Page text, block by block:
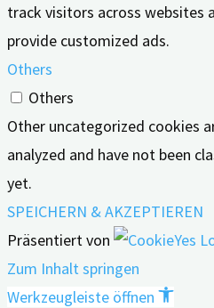
track visitors across
provide customized ads.
Others
Others
Other uncategorized cookies
analyzed and have not been
yet.
SPEICHERN & AKZEPTIEREN
Präsentiert von
Zum Inhalt springen
Werkzeugleiste öffnen